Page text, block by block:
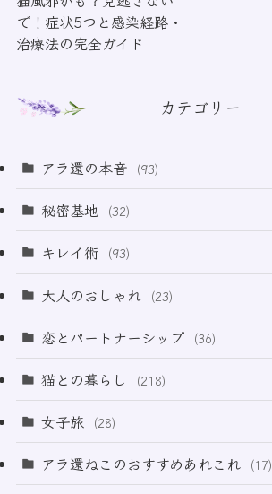
で！症状5つと感染経路・
治療法の完全ガイド
カテゴリー
アラ還の本音 (93)
(69)
秘密基地 (32)
キレイ術 (93)
(32)
(49)
大人のおしゃれ (23)
(21)
(2)
恋とパートナーシップ (36)
(33)
(3)
猫との暮らし (218)
(21)
女子旅 (28)
アラ還ねこのおすすめあれこれ (17)